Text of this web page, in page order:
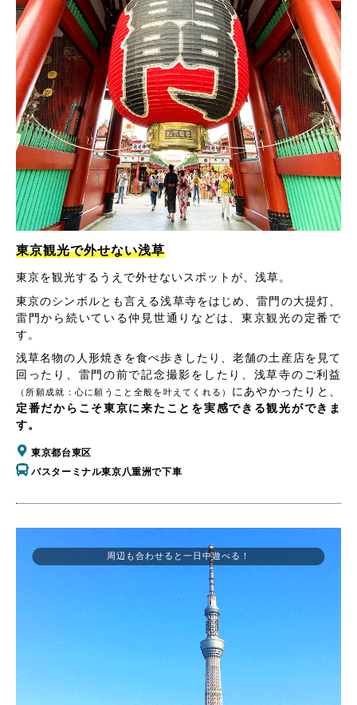
東京観光で外せない浅草
東京を観光するうえで外せないスポットが、浅草。
東京のシンボルとも言える浅草寺をはじめ、雷門の大提灯、
雷門から続いている仲見世通りなどは、東京観光の定番で
す。
浅草名物の人形焼きを食べ歩きしたり、老舗の土産店を見て
回ったり、雷門の前で記念撮影をしたり、浅草寺のご利益
（所願成就：心に願うこと全般を叶えてくれる）
にあやかったりと、
定番だからこそ東京に来たことを実感できる観光ができま
す。
東京都台東区
バスターミナル東京八重洲で下車
周辺も合わせると一日中遊べる！